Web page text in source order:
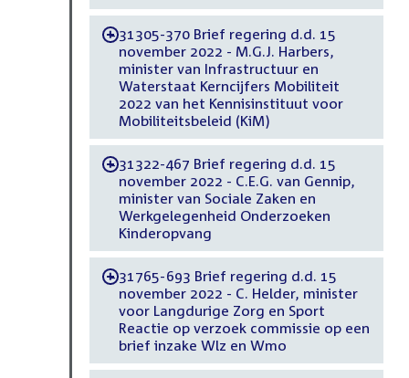
-31305-370 Brief regering d.d. 15
november 2022 - M.G.J. Harbers,
minister van Infrastructuur en
Waterstaat Kerncijfers Mobiliteit
2022 van het Kennisinstituut voor
Mobiliteitsbeleid (KiM)
-31322-467 Brief regering d.d. 15
november 2022 - C.E.G. van Gennip,
minister van Sociale Zaken en
Werkgelegenheid Onderzoeken
Kinderopvang
-31765-693 Brief regering d.d. 15
november 2022 - C. Helder, minister
voor Langdurige Zorg en Sport
Reactie op verzoek commissie op een
brief inzake Wlz en Wmo